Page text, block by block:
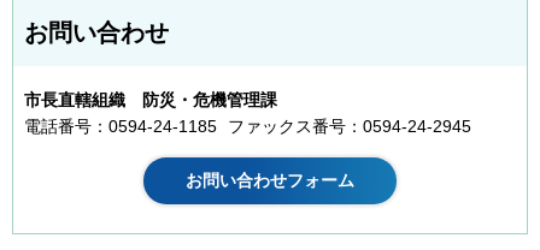
お問い合わせ
市長直轄組織 防災・危機管理課
電話番号：0594-24-1185
ファックス番号：0594-24-2945